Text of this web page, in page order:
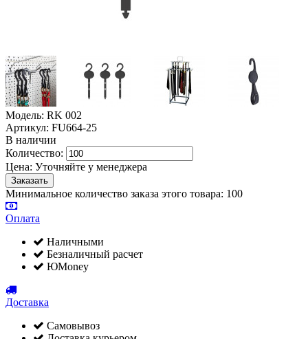
Модель: RK 002
Артикул: FU664-25
В наличии
Количество:
Цена: Уточняйте у менеджера
Минимальное количество заказа этого товара: 100
Оплата
Наличными
Безналичный расчет
ЮMoney
Доставка
Самовывоз